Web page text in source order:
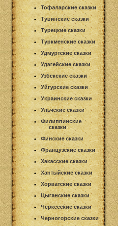
Тофаларские сказки
Тувинские сказки
Турецкие сказки
Туркменские сказки
Удмуртские сказки
Удэгейские сказки
Узбекские сказки
Уйгурские сказки
Украинские сказки
Ульчские сказки
Филиппинские
сказки
Финские сказки
Французские сказки
Хакасские сказки
Хантыйские сказки
Хорватские сказки
Цыганские сказки
Черкесские сказки
Черногорские сказки